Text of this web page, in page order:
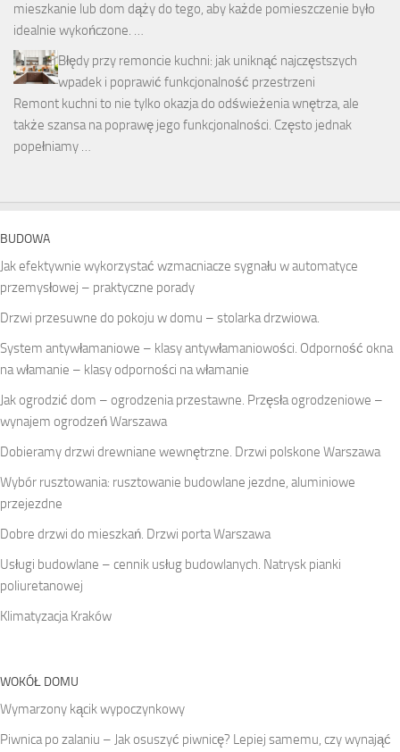
mieszkanie lub dom dąży do tego, aby każde pomieszczenie było
idealnie wykończone. …
Błędy przy remoncie kuchni: jak uniknąć najczęstszych
wpadek i poprawić funkcjonalność przestrzeni
Remont kuchni to nie tylko okazja do odświeżenia wnętrza, ale
także szansa na poprawę jego funkcjonalności. Często jednak
popełniamy …
BUDOWA
Jak efektywnie wykorzystać wzmacniacze sygnału w automatyce
przemysłowej – praktyczne porady
Drzwi przesuwne do pokoju w domu – stolarka drzwiowa.
System antywłamaniowe – klasy antywłamaniowości. Odporność okna
na włamanie – klasy odporności na włamanie
Jak ogrodzić dom – ogrodzenia przestawne. Przęsła ogrodzeniowe –
wynajem ogrodzeń Warszawa
Dobieramy drzwi drewniane wewnętrzne. Drzwi polskone Warszawa
Wybór rusztowania: rusztowanie budowlane jezdne, aluminiowe
przejezdne
Dobre drzwi do mieszkań. Drzwi porta Warszawa
Usługi budowlane – cennik usług budowlanych. Natrysk pianki
poliuretanowej
Klimatyzacja Kraków
WOKÓŁ DOMU
Wymarzony kącik wypoczynkowy
Piwnica po zalaniu – Jak osuszyć piwnicę? Lepiej samemu, czy wynająć